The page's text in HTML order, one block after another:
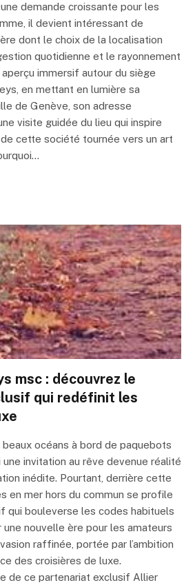
demande croissante pour les
il devient intéressant de
dont le choix de la localisation
quotidienne et le rayonnement
immersif autour du siège
en mettant en lumière sa
de Genève, son adresse
visite guidée du lieu qui inspire
cette société tournée vers un art
msc : découvrez le
qui redéfinit les
océans à bord de paquebots
invitation au rêve devenue réalité
inédite. Pourtant, derrière cette
en mer hors du commun se profile
qui bouleverse les codes habituels
une nouvelle ère pour les amateurs
raffinée, portée par l’ambition
des croisières de luxe.
de ce partenariat exclusif Allier